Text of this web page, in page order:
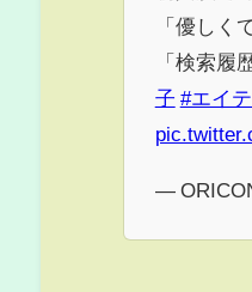
「優しく
「検索履
子 #エイ
—